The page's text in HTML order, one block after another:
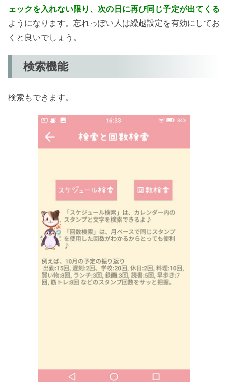
ェックを入れない限り、次の日に再び同じ予定が出てくる
ようになります。忘れっぽい人は繰越設定を有効にしてお
くと良いでしょう。
検索機能
検索もできます。